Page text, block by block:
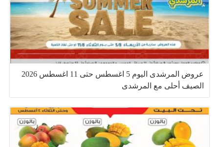
عروض المرشدى اليوم 5 اغسطس حتى 11 اغسطس 2026
الصيف أحلى مع المرشدى